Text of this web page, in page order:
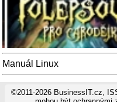
Manuál Linux
©2011-2026 BusinessIT.cz,